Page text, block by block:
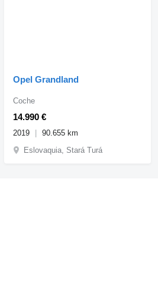
Opel Grandland
14.990 €
Coche
2019
90.655 km
Eslovaquia, Stará Turá